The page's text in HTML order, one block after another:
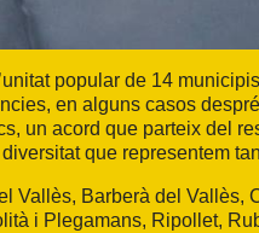
popular de 14
en alguns casos
un acord que parteix del
que representem
Vallès, Barberà del
i Plegamans, Ripollet,